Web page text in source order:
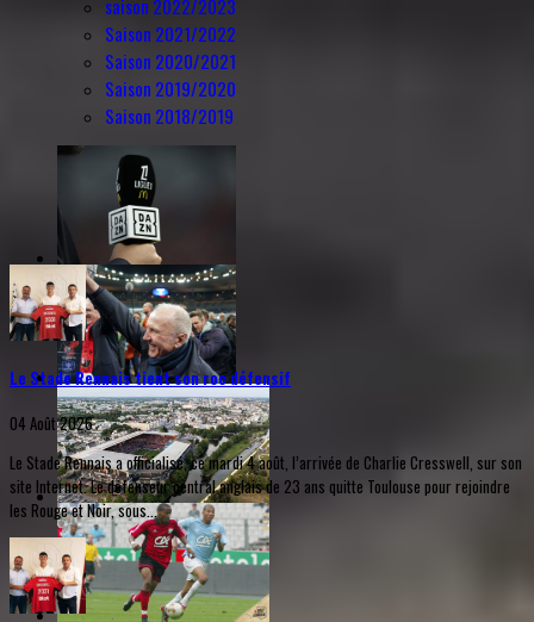
saison 2022/2023
Saison 2021/2022
Saison 2020/2021
Saison 2019/2020
Saison 2018/2019
Le Stade Rennais tient son roc défensif
04 Août 2026
Le Stade Rennais a officialisé, ce mardi 4 août, l’arrivée de Charlie Cresswell, sur son
site Internet. Le défenseur central anglais de 23 ans quitte Toulouse pour rejoindre
les Rouge et Noir, sous...